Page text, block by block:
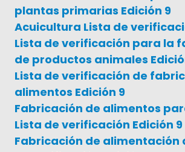
plantas primarias Edición 9
Acuicultura Lista de
Lista de verificación para la
de productos animales
Lista de verificación de
alimentos Edición 9
Fabricación de alimentos
Lista de verificación Edición 9
Fabricación de alimentación